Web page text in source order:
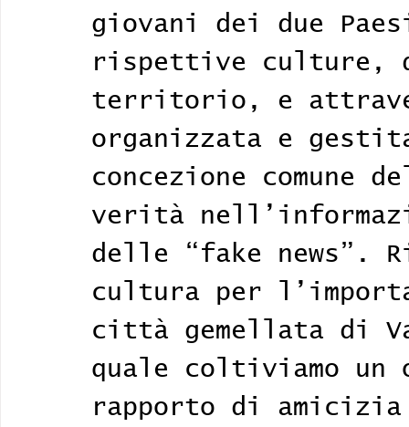
giovani dei due
rispettive culture,
territorio, e
organizzata e
concezione
verità
delle “fake news”.
cultura per
città gemellata di
quale coltiviamo
rapporto di amicizia